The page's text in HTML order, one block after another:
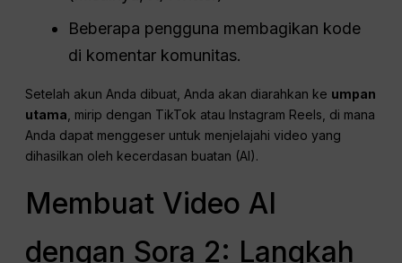
Beberapa pengguna membagikan kode
di komentar komunitas.
Setelah akun Anda dibuat, Anda akan diarahkan ke umpan
utama , mirip dengan TikTok atau Instagram Reels, di mana
Anda dapat menggeser untuk menjelajahi video yang
dihasilkan oleh kecerdasan buatan (AI).
Membuat Video AI
dengan Sora 2: Langkah